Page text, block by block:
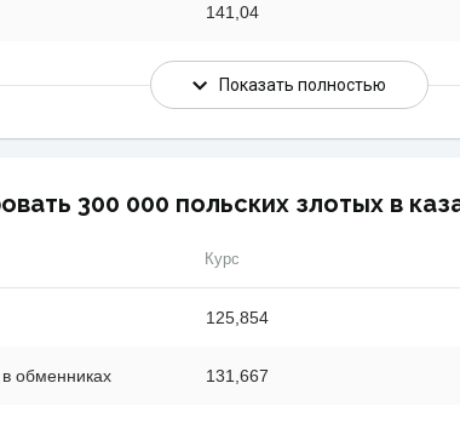
141,04
Показать полностью
300 000 польских злотых в
Курс
125,854
обменниках 131,667